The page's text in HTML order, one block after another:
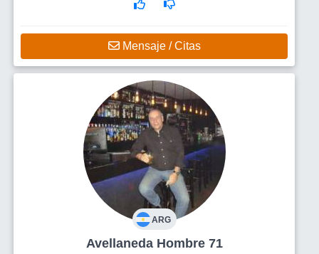
Mensaje / Citas
ARG
Avellaneda Hombre 71